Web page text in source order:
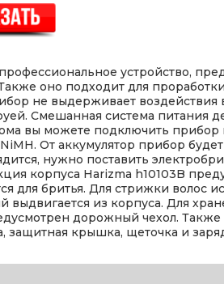
устройство,
оно подходит для
не выдерживает воздействия
Смешанная система питания
вы можете подключить прибор
От аккумулятор прибор
нужно поставить
корпуса Harizma h10103B
для бритья. Для стрижки волос
выдвигается из корпуса. Для
дорожный чехол. Также
защитная крышка, щеточка и